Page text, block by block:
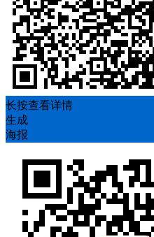
长按查看详情
生成
海报